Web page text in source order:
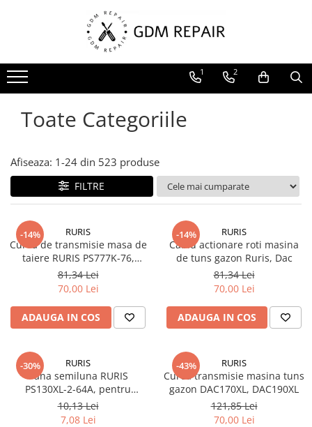
Toate Produsele
Motocoase
Accesorii masina tuns gazon
Masini de tuns iarba
Motocoase pe benzina 2T
Trimmere & motocoase electrice
Motofierastraie
Accesorii motoferastrau
Fierastraie electrice cu lant
Motofierastraie pe benzina
Pompe
Accesorii pompe
Atomizoare
Motopompe
Pompe apa menajera
Pompe de stropit
1 2
Toate Categoriile
Afiseaza: 1-24 din 523 produse
FILTRE
-14% RURIS
Curea de transmisie masa de
taiere RURIS PS777K-76,
pentru motocositori Ruris DAC
777K
81,34 Lei
70,00 Lei
ADAUGA IN COS
-14% RURIS
Cablu actionare roti masina
de tuns gazon Ruris, Dac
81,34 Lei
70,00 Lei
ADAUGA IN COS
-30% RURIS
Pana semiluna RURIS
PS130XL-2-64A, pentru
masina de tuns iarba Ruris
DAC 130XL
10,13 Lei
7,08 Lei
-43% RURIS
Curea transmisie masina tuns
gazon DAC170XL, DAC190XL
121,85 Lei
70,00 Lei